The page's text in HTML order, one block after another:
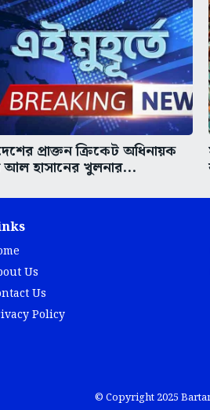
প্রাক্তন ক্রিকেট অধিনায়ক
আল হাসানের খুলনার...
Us
Us
Policy
© Copyright 2025